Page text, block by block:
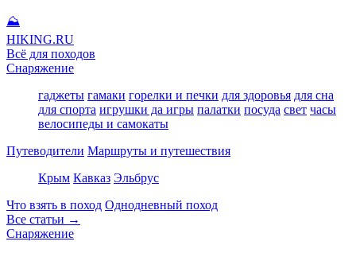
⛰
HIKING.RU
Всё для походов
Снаряжение
гаджеты гамаки горелки и печки для здоровья для сна
для спорта игрушки да игры палатки посуда свет часы
велосипеды и самокаты
Путеводители Маршруты и путешествия
Крым Кавказ Эльбрус
Что взять в поход Однодневный поход
Все статьи →
Снаряжение